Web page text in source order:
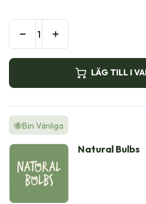
LÄG TILL I
🐝Bin Vänliga
Natural Bulbs